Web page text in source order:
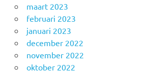
maart 2023
februari 2023
januari 2023
december 2022
november 2022
oktober 2022